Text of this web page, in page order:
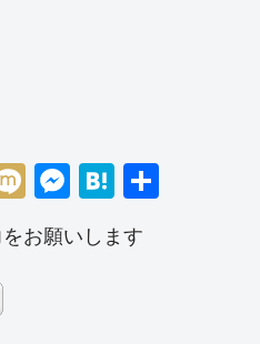
M
M
ss
H
e
お願いします